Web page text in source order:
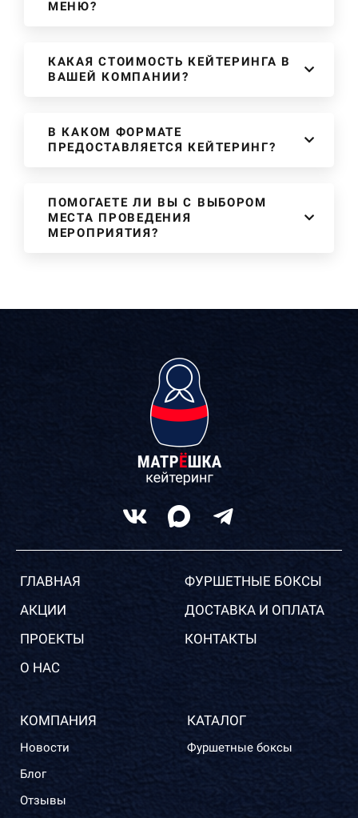
МЕНЮ?
КАКАЯ СТОИМОСТЬ КЕЙТЕРИНГА В
ВАШЕЙ КОМПАНИИ?
В КАКОМ ФОРМАТЕ
ПРЕДОСТАВЛЯЕТСЯ КЕЙТЕРИНГ?
ПОМОГАЕТЕ ЛИ ВЫ С ВЫБОРОМ
МЕСТА ПРОВЕДЕНИЯ
МЕРОПРИЯТИЯ?
ГЛАВНАЯ
АКЦИИ
ПРОЕКТЫ
О НАС
ФУРШЕТНЫЕ БОКСЫ
ДОСТАВКА И ОПЛАТА
КОНТАКТЫ
КОМПАНИЯ
Новости
Блог
Отзывы
КАТАЛОГ
Фуршетные боксы